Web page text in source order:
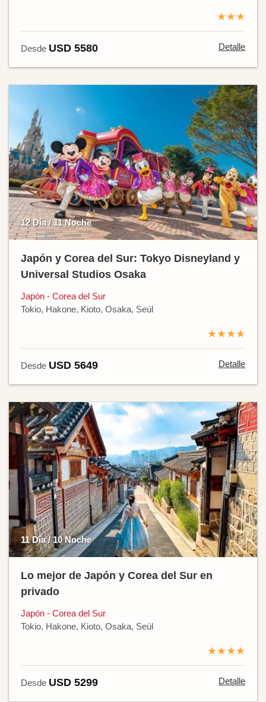
★★★
Desde USD 5580 Detalle
12 Día / 11 Noche
Japón y Corea del Sur: Tokyo Disneyland y
Universal Studios Osaka
Japón - Corea del Sur
Tokio, Hakone, Kioto, Osaka, Seúl
★★★★
Desde USD 5649 Detalle
11 Día / 10 Noche
Lo mejor de Japón y Corea del Sur en
privado
Japón - Corea del Sur
Tokio, Hakone, Kioto, Osaka, Seúl
★★★★
Desde USD 5299 Detalle